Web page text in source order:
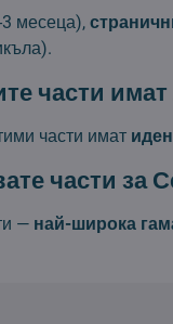
3 месеца),
части
части имат
части
— най-широка